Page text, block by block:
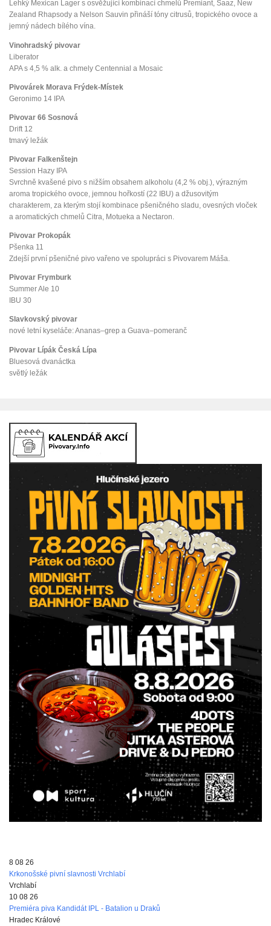
Lehký Mexican Lager s osvěžující kombinací chmelů Premiant, Saaz, New
Zealand Rhapsody a Nelson Sauvin přináší tóny citrusů, tropického ovoce a
jemný nádech bílého vína.
Vinohradský pivovar
Liberator
APA s 4,5 % alk. a chmely Centennial a Mosaic
Pivovárek Morava Frýdek-Místek
Geronimo 14 IPA
Pivovar 66 Sosnová
Drift 12
tmavý ležák
Pivovar Falkenštejn
Session Hazy IPA
Svrchně kvašené pivo s nižším obsahem alkoholu (4,2 % obj.), výrazným
aroma tropického ovoce, jemnou hořkostí (22 IBU) a džusovitým
charakterem, za kterým stojí kombinace pšeničného sladu, ovesných vloček
a aromatických chmelů Citra, Motueka a Nectaron.
Pivovar Prokopák
Pšenka 11
Zdejší první pšeničné pivo vařeno ve spolupráci s Pivovarem Máša.
Pivovar Frymburk
Summer Ale 10
IBU 30
Slavkovský pivovar
nové letní kyseláče: Ananas–grep a Guava–pomeranč
Pivovar Lípák Česká Lípa
Bluesová dvanáctka
světlý ležák
8 08 26
Krkonošské pivní slavnosti Vrchlabí
Vrchlabí
10 08 26
Premiéra piva Kandidát IPL - Batalion u Draků
Hradec Králové